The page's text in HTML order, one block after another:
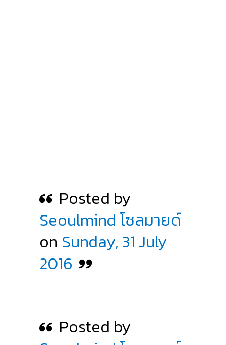
Posted by
Seoulmind โซลมายด์
on Sunday, 31 July
2016
Posted by